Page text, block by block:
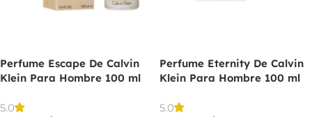
Perfume Escape De Calvin
Klein Para Hombre 100 ml
5.0
Perfume Eternity De Calvin
Klein Para Hombre 100 ml
5.0